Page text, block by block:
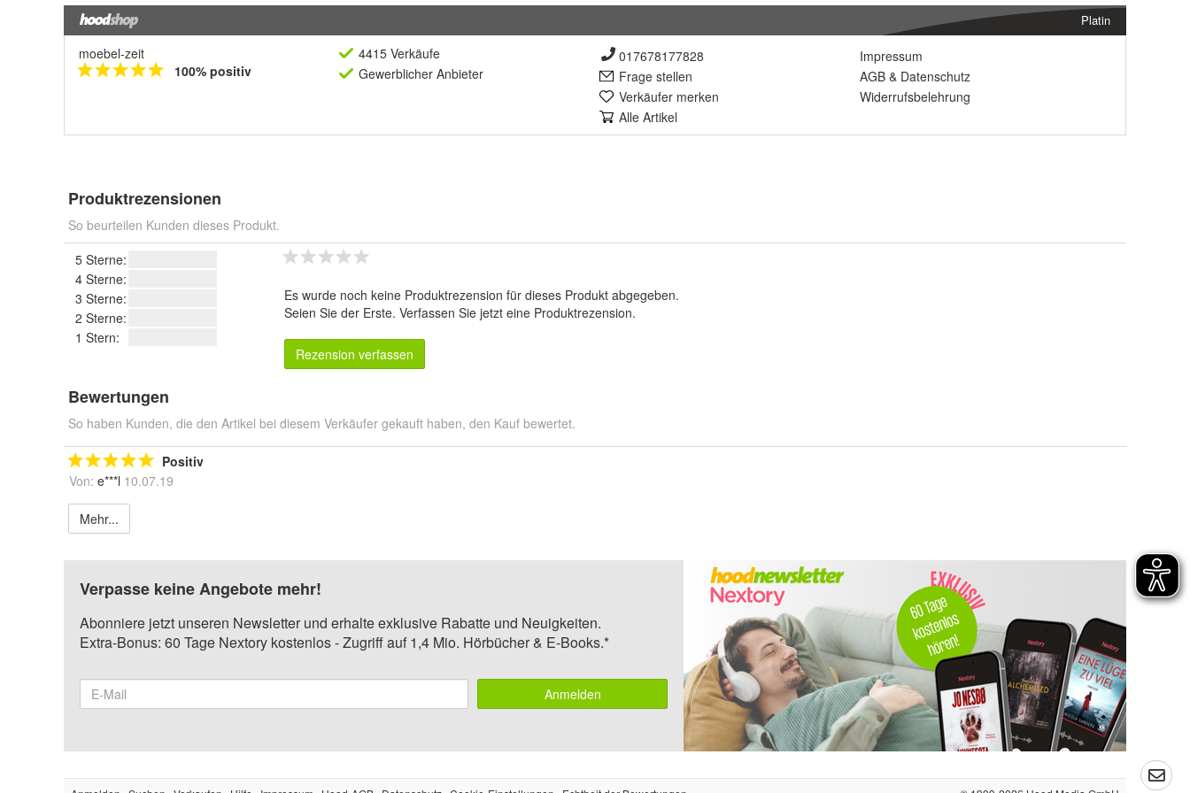
Platin
moebel-zeit
100% positiv
4415 Verkäufe
Gewerblicher Anbieter
017678177828
Frage stellen
Verkäufer merken
Alle Artikel
Impressum
AGB & Datenschutz
Widerrufsbelehrung
Produktrezensionen
So beurteilen Kunden dieses Produkt.
5 Sterne:
4 Sterne:
3 Sterne:
2 Sterne:
1 Stern:
Es wurde noch keine Produktrezension für dieses Produkt abgegeben.
Seien Sie der Erste. Verfassen Sie jetzt eine Produktrezension.
Rezension verfassen
Bewertungen
So haben Kunden, die den Artikel bei diesem Verkäufer gekauft haben, den Kauf bewertet.
Positiv
Von: e***l 10.07.19
Mehr...
Verpasse keine Angebote mehr!
Abonniere jetzt unseren Newsletter und erhalte exklusive Rabatte und Neuigkeiten.
Extra-Bonus: 60 Tage Nextory kostenlos - Zugriff auf 1,4 Mio. Hörbücher & E-Books.*
Anmelden